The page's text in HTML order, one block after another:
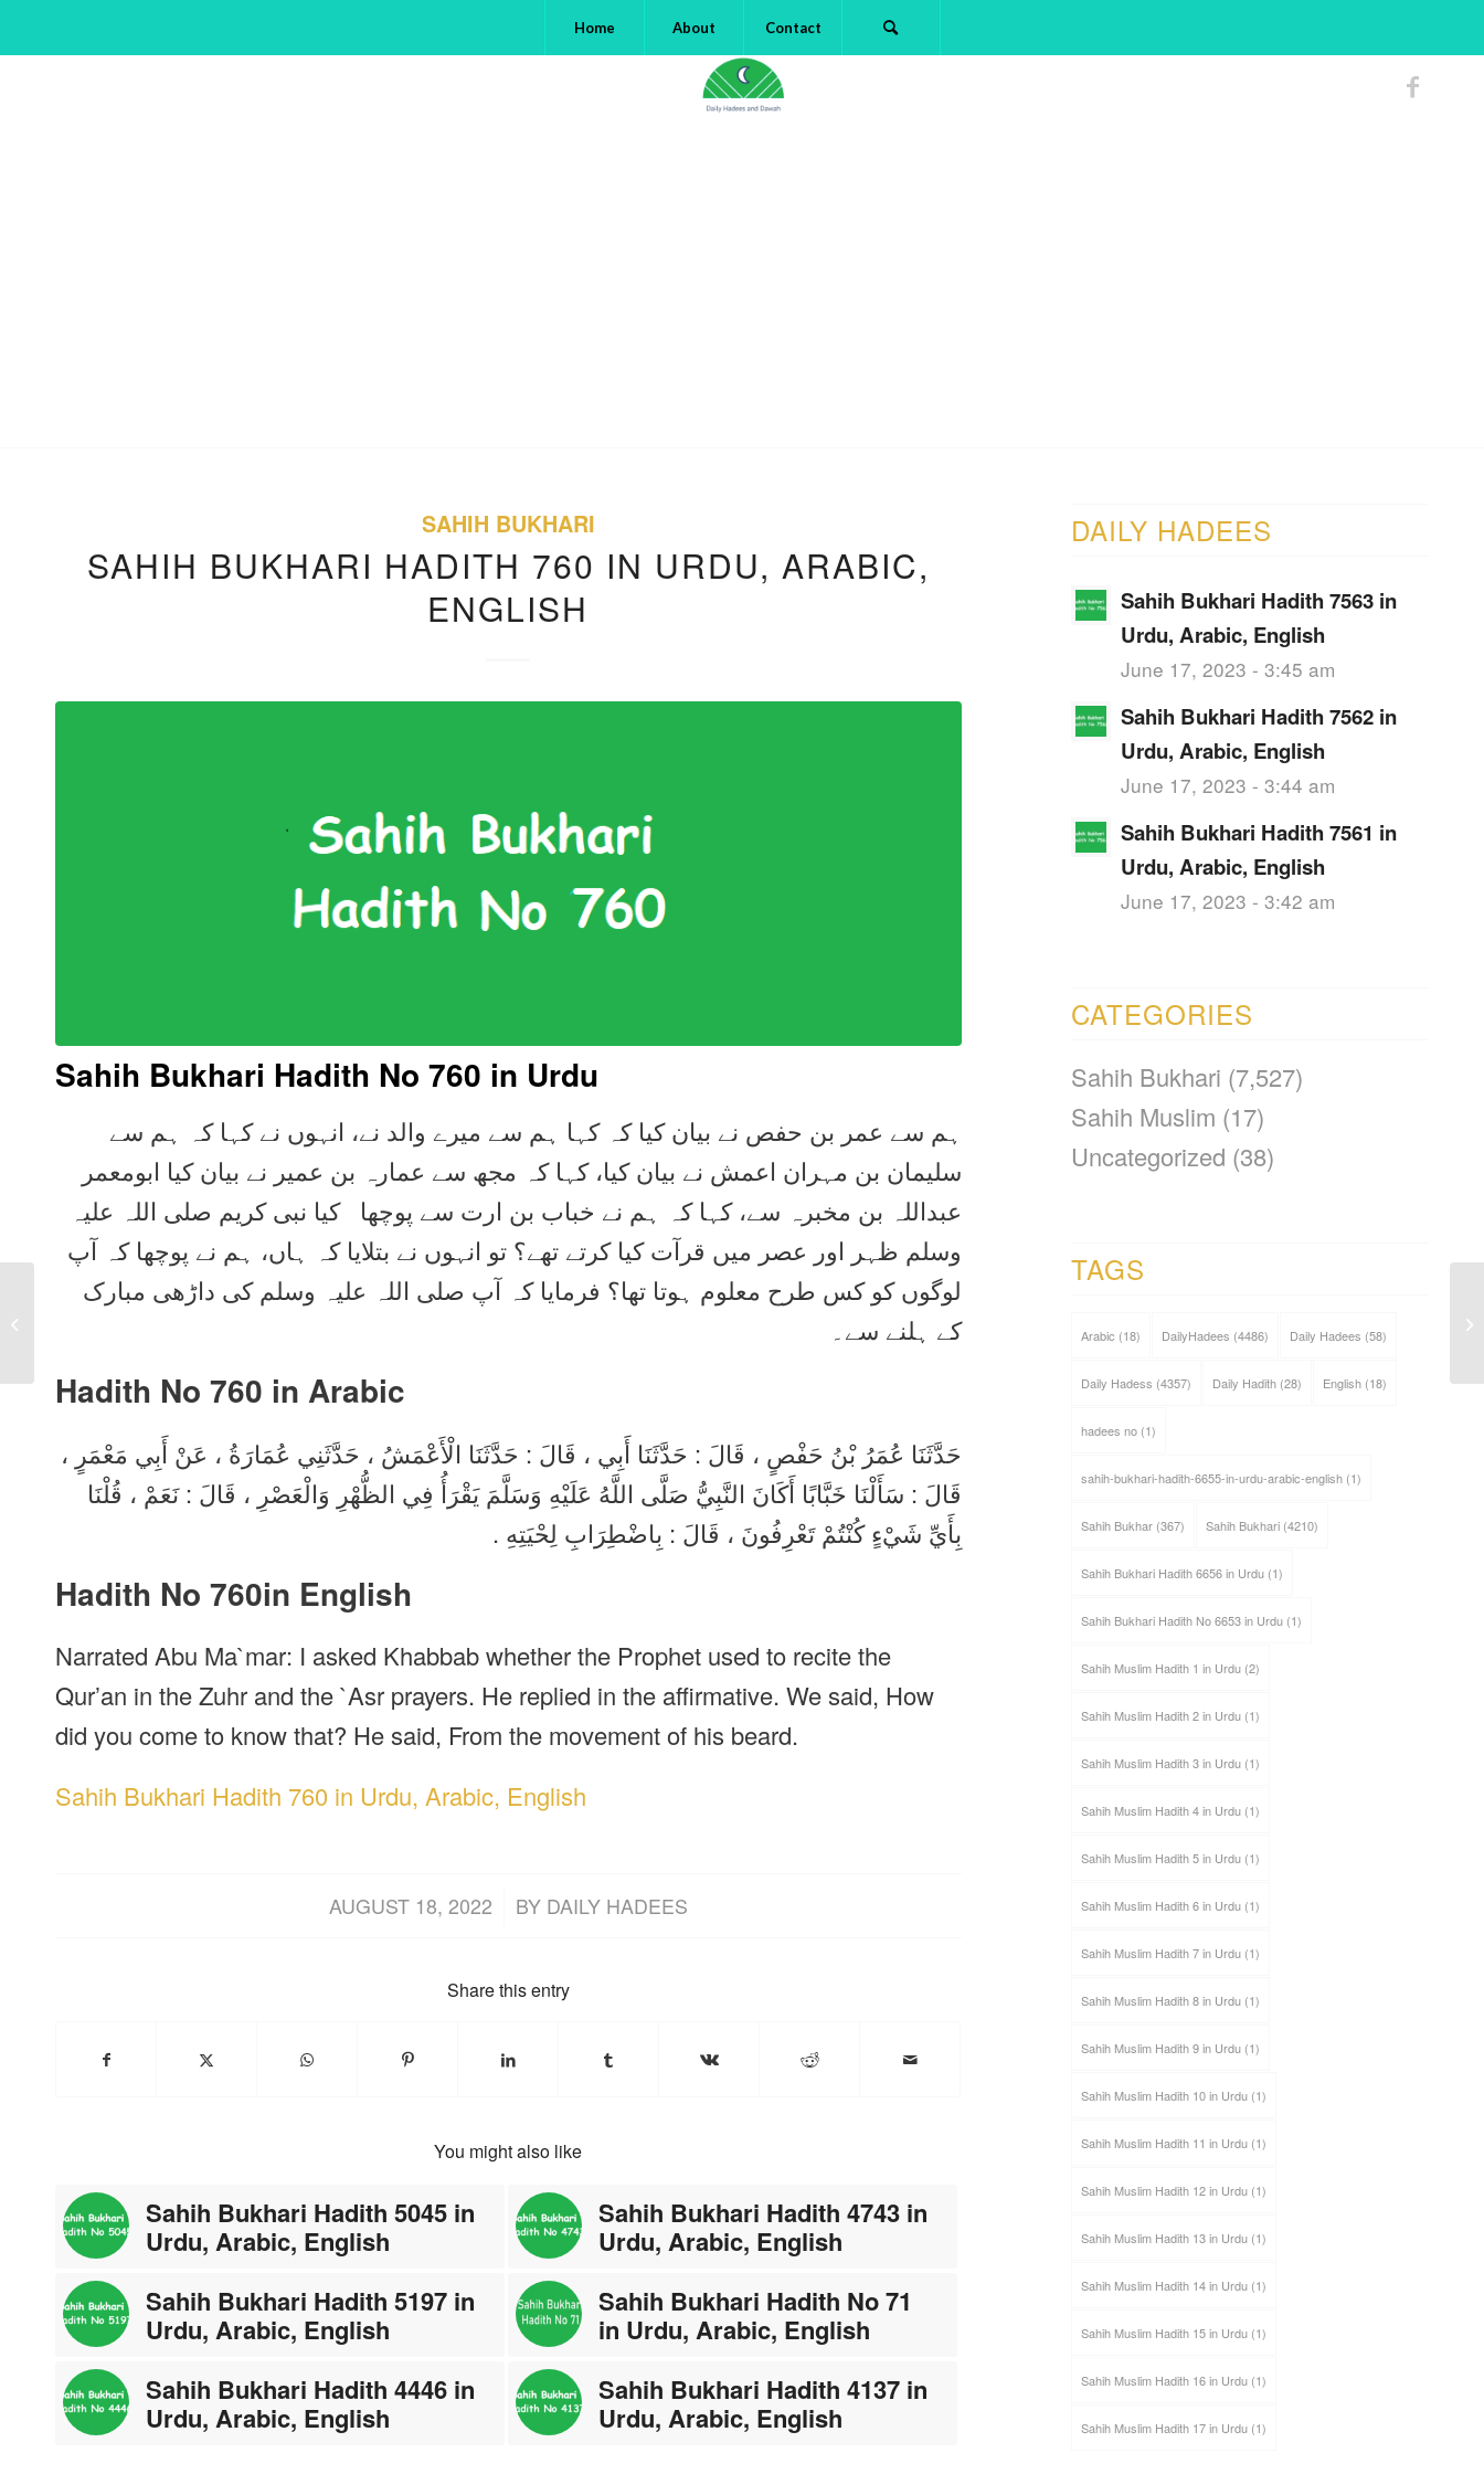
Home About Contact
SAHIH BUKHARI
SAHIH BUKHARI HADITH 760 IN URDU, ARABIC,
ENGLISH
Sahih Bukhari Hadith No 760 in Urdu
ہم سے عمر بن حفص نے بیان کیا کہ کہا ہم سے میرے والد نے، انہوں نے کہا کہ ہم سے
سلیمان بن مہران اعمش نے بیان کیا، کہا کہ مجھ سے عمارہ بن عمیر نے بیان کیا ابومعمر
عبداللہ بن مخبرہ سے، کہا کہ ہم نے خباب بن ارت سے پوچھا کیا نبی کریم صلی اللہ علیہ
وسلم ظہر اور عصر میں قرآت کیا کرتے تھے؟ تو انہوں نے بتلایا کہ ہاں، ہم نے پوچھا کہ آپ
لوگوں کو کس طرح معلوم ہوتا تھا؟ فرمایا کہ آپ صلی اللہ علیہ وسلم کی داڑھی مبارک
کے ہلنے سے۔
Hadith No 760 in Arabic
حَدَّثَنَا عُمَرُ بْنُ حَفْصٍ ، قَالَ : حَدَّثَنَا أَبِي ، قَالَ : حَدَّثَنَا الْأَعْمَشُ ، حَدَّثَنِي عُمَارَةُ ، عَنْ أَبِي مَعْمَرٍ ،
قَالَ : سَأَلْنَا خَبَّابًا أَكَانَ النَّبِيُّ صَلَّى اللَّهُ عَلَيْهِ وَسَلَّمَ يَقْرَأُ فِي الظُّهْرِ وَالْعَصْرِ ، قَالَ : نَعَمْ ، قُلْنَا
بِأَيِّ شَيْءٍ كُنْتُمْ تَعْرِفُونَ ، قَالَ : بِاضْطِرَابِ لِحْيَتِهِ .
Hadith No 760in English
Narrated Abu Ma`mar: I asked Khabbab whether the Prophet used to recite the
Qur’an in the Zuhr and the `Asr prayers. He replied in the affirmative. We said, How
did you come to know that? He said, From the movement of his beard.
Sahih Bukhari Hadith 760 in Urdu, Arabic, English
AUGUST 18, 2022
/ BY DAILY HADEES
Share this entry
You might also like
Sahih Bukhari Hadith 5045 in
Urdu, Arabic, English
Sahih Bukhari Hadith 4743 in
Urdu, Arabic, English
Sahih Bukhari Hadith 5197 in
Urdu, Arabic, English
Sahih Bukhari Hadith No 71
in Urdu, Arabic, English
Sahih Bukhari Hadith 4446 in
Urdu, Arabic, English
Sahih Bukhari Hadith 4137 in
Urdu, Arabic, English
DAILY HADEES
Sahih Bukhari Hadith 7563 in
Urdu, Arabic, English
June 17, 2023 - 3:45 am
Sahih Bukhari Hadith 7562 in
Urdu, Arabic, English
June 17, 2023 - 3:44 am
Sahih Bukhari Hadith 7561 in
Urdu, Arabic, English
June 17, 2023 - 3:42 am
CATEGORIES
Sahih Bukhari (7,527)
Sahih Muslim (17)
Uncategorized (38)
TAGS
Arabic (18) DailyHadees (4486) Daily Hadees (58)
Daily Hadess (4357) Daily Hadith(28) English(18)
hadees no(1)
sahih-bukhari-hadith-6655-in-urdu-arabic-english(1)
Sahih Bukhar(367) Sahih Bukhari(4210)
Sahih Bukhari Hadith 6656 in Urdu(1)
Sahih Bukhari Hadith No 6653 in Urdu(1)
Sahih Muslim Hadith 1 in Urdu(2)
Sahih Muslim Hadith 2 in Urdu(1)
Sahih Muslim Hadith 3 in Urdu(1)
Sahih Muslim Hadith 4 in Urdu(1)
Sahih Muslim Hadith 5 in Urdu(1)
Sahih Muslim Hadith 6 in Urdu(1)
Sahih Muslim Hadith 7 in Urdu(1)
Sahih Muslim Hadith 8 in Urdu(1)
Sahih Muslim Hadith 9 in Urdu(1)
Sahih Muslim Hadith 10 in Urdu(1)
Sahih Muslim Hadith 11 in Urdu(1)
Sahih Muslim Hadith 12 in Urdu(1)
Sahih Muslim Hadith 13 in Urdu(1)
Sahih Muslim Hadith 14 in Urdu(1)
Sahih Muslim Hadith 15 in Urdu(1)
Sahih Muslim Hadith 16 in Urdu(1)
Sahih Muslim Hadith 17 in Urdu(1)
Sahih Bukhari Hadith